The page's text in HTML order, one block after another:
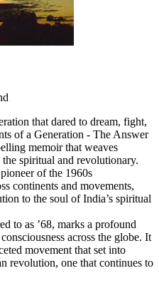
that dared to dream, fight,
of a Generation - The Answer
memoir that weaves
spiritual and revolutionary.
of the 1960s
continents and movements,
to the soul of India’s spiritual
to as ’68, marks a profound
across the globe. It
movement that set into
revolution, one that continues to